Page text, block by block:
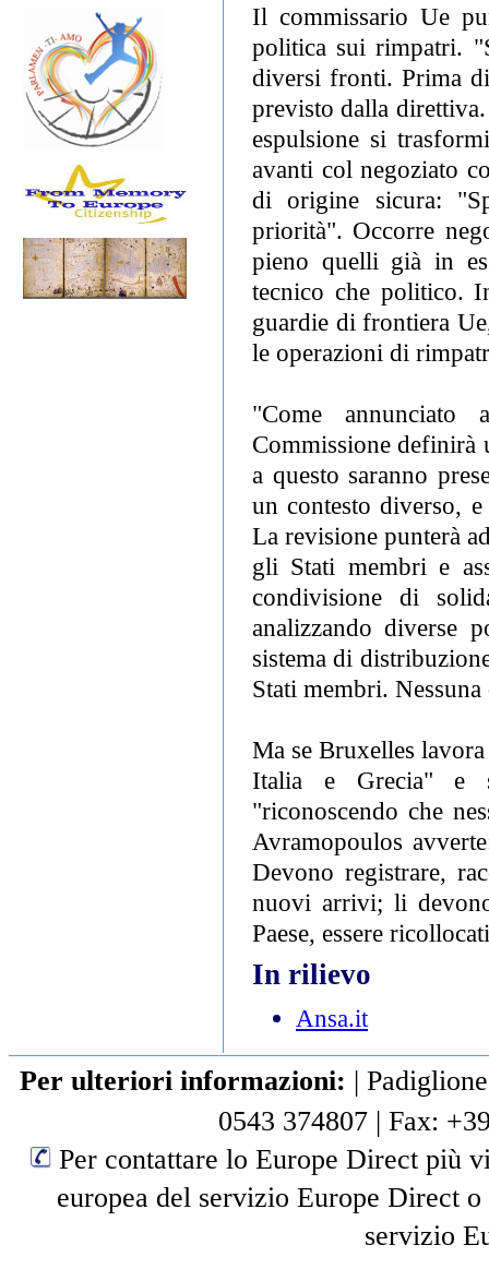
Il commissario Ue
politica sui rimpatri.
diversi fronti. Prima
previsto dalla
espulsione si
avanti col negoziato
di origine sicura:
priorità". Occorre
pieno quelli già in
tecnico che politico.
guardie di frontiera
le operazioni di
"Come
Commissione
a questo saranno
un contesto diverso,
La revisione punterà
gli Stati membri e
condivisione di
analizzando diverse
sistema di
Stati membri.
Ma se Bruxelles
Italia e Grecia" e
"riconoscendo che
Avramopoulos
Devono registrare,
nuovi arrivi; li
Paese, essere
In rilievo
Ansa.it
Per ulteriori informazioni: |
0543 374807 | Fax:
Per contattare lo Europe Direct più
europea del servizio Europe Direct
servizio